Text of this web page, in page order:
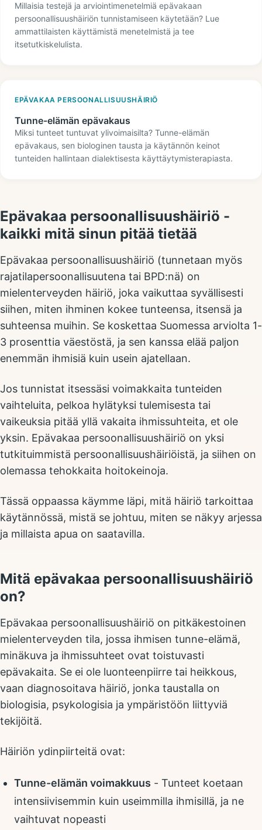
Millaisia testejä ja arviointimenetelmiä epävakaan
persoonallisuushäiriön tunnistamiseen käytetään? Lue
ammattilaisten käyttämistä menetelmistä ja tee
itsetutkiskelulista.
EPÄVAKAA PERSOONALLISUUSHÄIRIÖ
Tunne-elämän epävakaus
Miksi tunteet tuntuvat ylivoimaisilta? Tunne-elämän
epävakaus, sen biologinen tausta ja käytännön keinot
tunteiden hallintaan dialektisesta käyttäytymisterapiasta.
Epävakaa persoonallisuushäiriö -
kaikki mitä sinun pitää tietää
Epävakaa persoonallisuushäiriö (tunnetaan myös
rajatilapersoonallisuutena tai BPD:nä) on
mielenterveyden häiriö, joka vaikuttaa syvällisesti
siihen, miten ihminen kokee tunteensa, itsensä ja
suhteensa muihin. Se koskettaa Suomessa arviolta 1-
3 prosenttia väestöstä, ja sen kanssa elää paljon
enemmän ihmisiä kuin usein ajatellaan.
Jos tunnistat itsessäsi voimakkaita tunteiden
vaihteluita, pelkoa hylätyksi tulemisesta tai
vaikeuksia pitää yllä vakaita ihmissuhteita, et ole
yksin. Epävakaa persoonallisuushäiriö on yksi
tutkituimmistä persoonallisuushäiriöistä, ja siihen on
olemassa tehokkaita hoitokeinoja.
Tässä oppaassa käymme läpi, mitä häiriö tarkoittaa
käytännössä, mistä se johtuu, miten se näkyy arjessa
ja millaista apua on saatavilla.
Mitä epävakaa persoonallisuushäiriö
on?
Epävakaa persoonallisuushäiriö on pitkäkestoinen
mielenterveyden tila, jossa ihmisen tunne-elämä,
minäkuva ja ihmissuhteet ovat toistuvasti
epävakaita. Se ei ole luonteenpiirre tai heikkous,
vaan diagnosoitava häiriö, jonka taustalla on
biologisia, psykologisia ja ympäristöön liittyviä
tekijöitä.
Häiriön ydinpiirteitä ovat:
Tunne-elämän voimakkuus - Tunteet koetaan
intensiivisemmin kuin useimmilla ihmisillä, ja ne
vaihtuvat nopeasti